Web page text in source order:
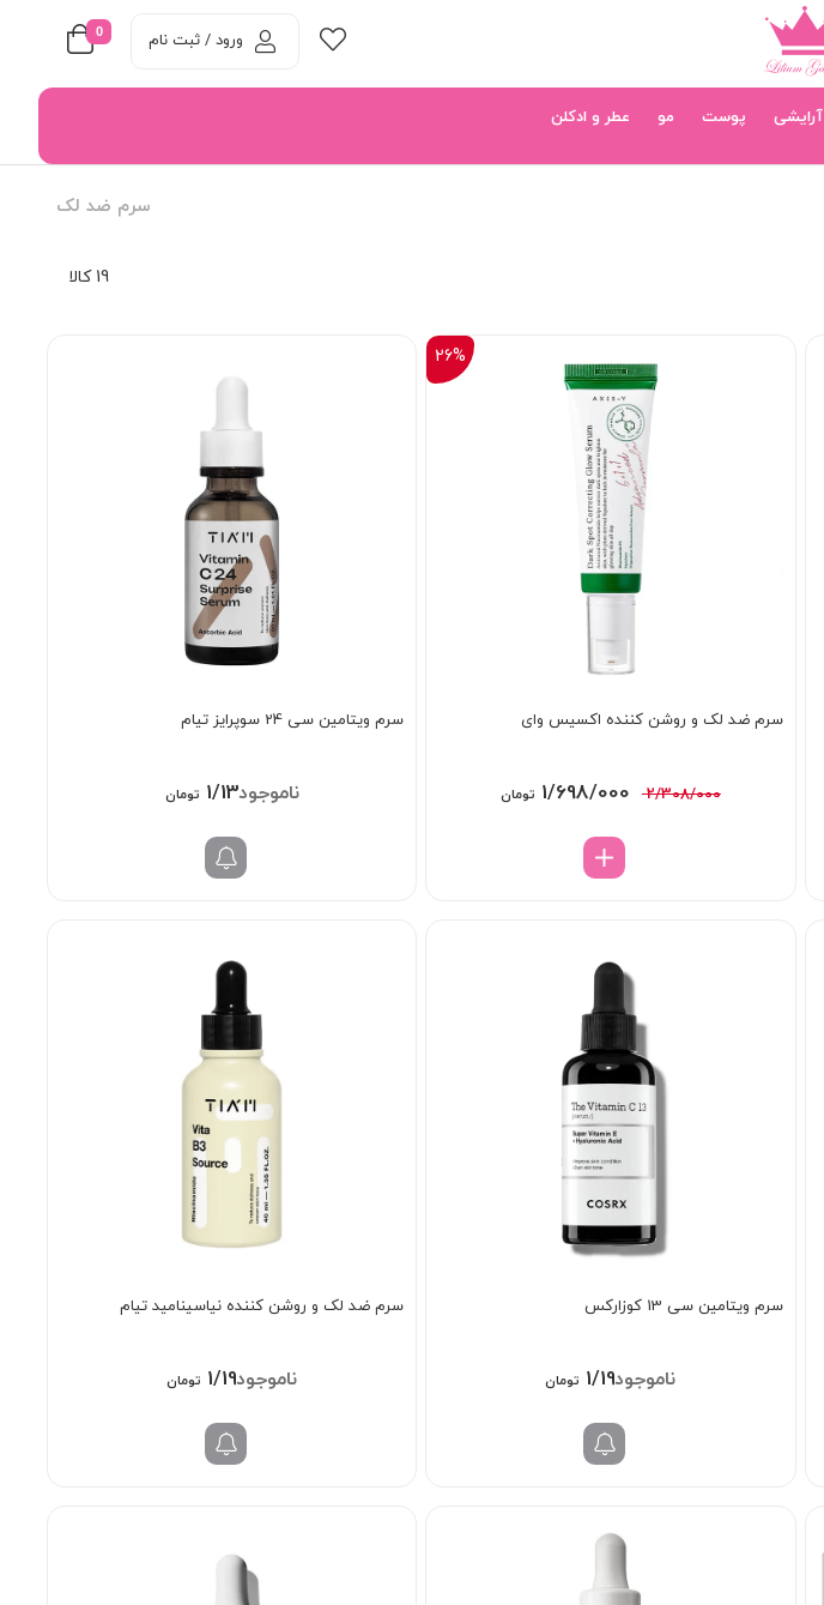
0 ورود / ثبت نام
آرایشی پوست مو عطر و ادکلن
سرم ضد لک
19 کالا
26%
سرم ضد لک و روشن کننده اکسیس وای
2/308/000
قیمت
بود.
1/698/000 تومانقیمت
سرم ویتامین سی 24 سوپرایز تیام
1/138/000 تومان
سرم ویتامین سی 13 کوزارکس
1/198/000 تومان
سرم ضد لک و روشن کننده نیاسینامید تیام
1/198/000 تومان